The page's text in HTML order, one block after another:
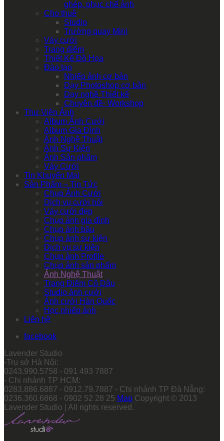
ghép, phục chế ảnh
Cho thuê
Studio
Trường quay Mini
Váy cưới
Trang điểm
Thiết Kế Đồ Họa
Đào tạo
Nhiếp ảnh cơ bản
Dạy Photoshop cơ bản
Dạy nghề Thiết kế
Chuyên đề- Workshop
Thư Viện Ảnh
Album Ảnh Cưới
Album Gia Đình
Ảnh Nghệ Thuật
Ảnh Sự Kiện
Ảnh Sản phẩm
Váy Cưới
Tin Khuyến Mại
Sản Phẩm – Tin Tức
Chụp Ảnh Cưới
Dịch vụ cưới hỏi
Váy cưới đẹp
Chụp ảnh gia đình
Chụp ảnh bầu
Chụp ảnh sự kiện
Dịch vụ sự kiện
Chụp ảnh Profile
Chụp ảnh sản phẩm
Ảnh Nghệ Thuật
Trang Điểm Cô Dâu
Studio ảnh cưới
Ảnh cưới Hàn Quốc
Học nhiếp ảnh
Liên hệ
facebook
Lavender Studio
-Trụ sở Hà Nội:
0243.990.5758 - 091 493 7887
- Chi nhánh TP HCM:
0283.886.6887 - 0912.79.7887 - Chi nhánh TP Đà Nẵng:
0236.360.6868 - 0902 52 28 25 Map Copyright © 2013
Lavender Studio | All rights reserved.